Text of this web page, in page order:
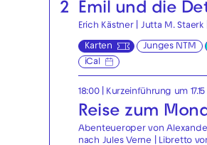
2 Emil und die
Erich Kästner | Jutta M.
Karten Junges NTM
iCal
18:00 | Kurzeinführung um
Reise zum
Abenteueroper von
nach Jules Verne | Libretto